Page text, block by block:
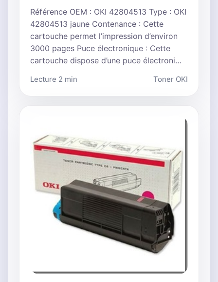
Référence OEM : OKI 42804513 Type : OKI
42804513 jaune Contenance : Cette
cartouche permet l’impression d’environ
3000 pages Puce électronique : Cette
cartouche dispose d’une puce électroni…
Lecture 2 min Toner OKI